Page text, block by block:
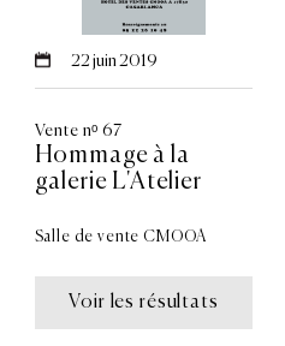
22 juin 2019
Vente nᵒ 67
Hommage à la
galerie L'Atelier
Salle de vente CMOOA
Voir les résultats